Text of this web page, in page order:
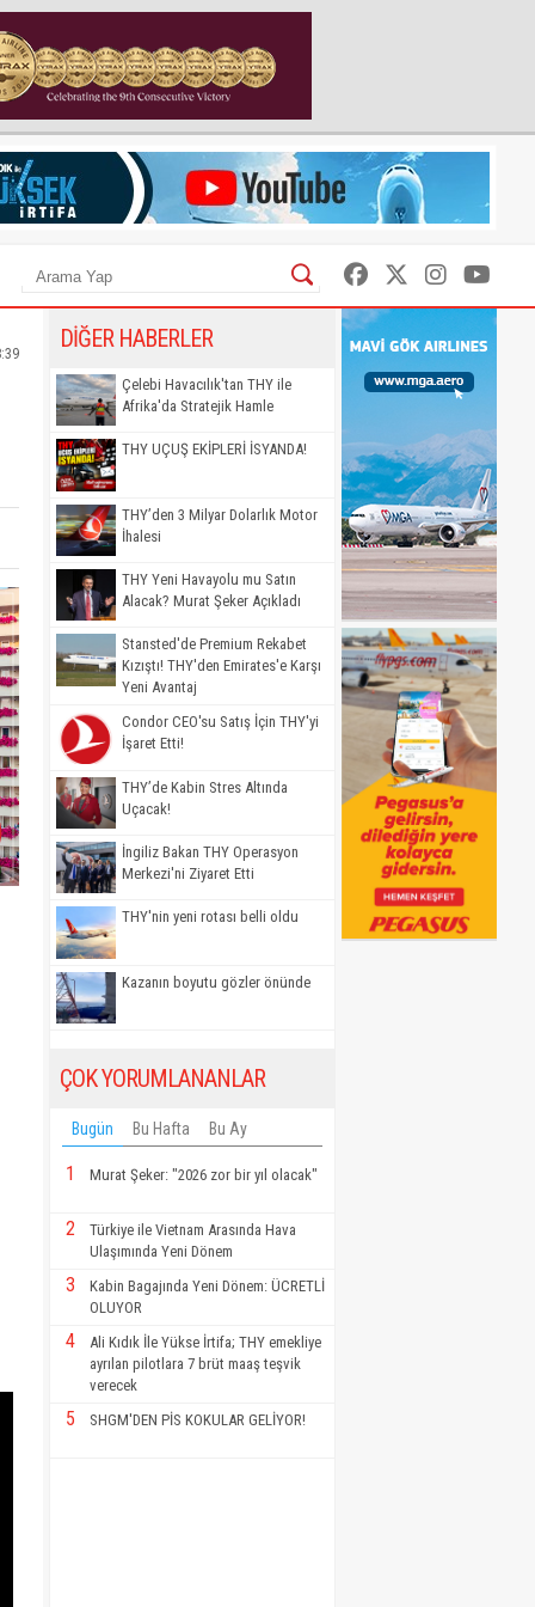
DİĞER HABERLER
Çelebi Havacılık'tan THY ile
Afrika'da Stratejik Hamle
THY UÇUŞ EKİPLERİ İSYANDA!
THY’den 3 Milyar Dolarlık Motor
İhalesi
THY Yeni Havayolu mu Satın
Alacak? Murat Şeker Açıkladı
Stansted'de Premium Rekabet
Kızıştı! THY'den Emirates'e Karşı
Yeni Avantaj
Condor CEO'su Satış İçin THY'yi
İşaret Etti!
THY’de Kabin Stres Altında
Uçacak!
İngiliz Bakan THY Operasyon
Merkezi'ni Ziyaret Etti
THY'nin yeni rotası belli oldu
Kazanın boyutu gözler önünde
ÇOK YORUMLANANLAR
Bugün Bu Hafta Bu Ay
1 Murat Şeker: "2026 zor bir yıl olacak"
2
Türkiye ile Vietnam Arasında Hava
Ulaşımında Yeni Dönem
3
Kabin Bagajında Yeni Dönem: ÜCRETLİ
OLUYOR
4
Ali Kıdık İle Yükse İrtifa; THY emekliye
ayrılan pilotlara 7 brüt maaş teşvik
verecek
5 SHGM'DEN PİS KOKULAR GELİYOR!